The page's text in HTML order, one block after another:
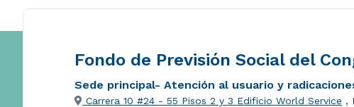
Fondo de Previsión Social del
Sede principal- Atención al usuario y
Carrera 10 #24 - 55 Pisos 2 y 3 Edificio World Service ,